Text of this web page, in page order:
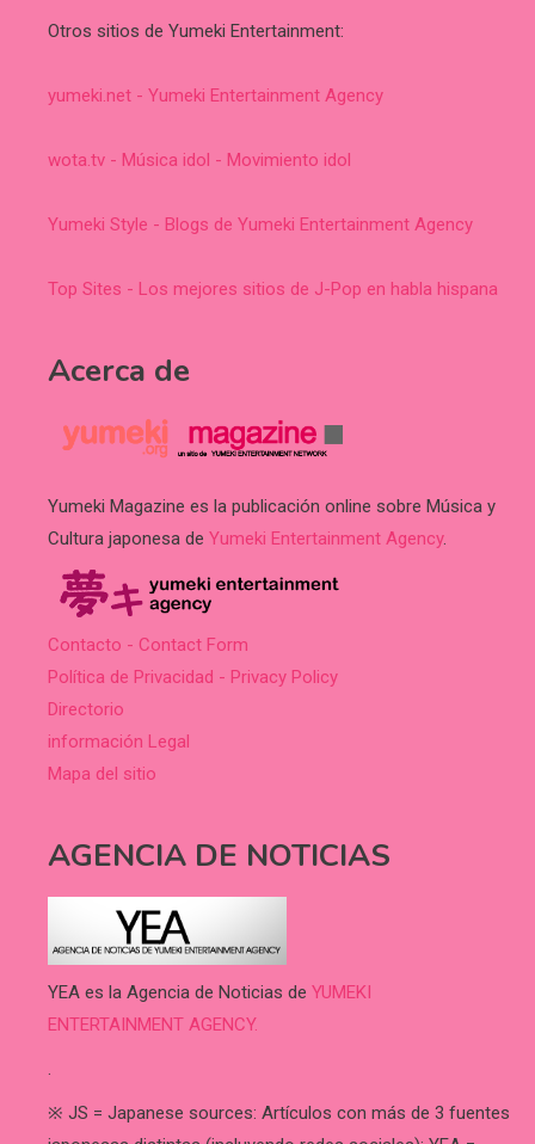
Otros sitios de Yumeki Entertainment:
yumeki.net - Yumeki Entertainment Agency
wota.tv - Música idol - Movimiento idol
Yumeki Style - Blogs de Yumeki Entertainment Agency
Top Sites - Los mejores sitios de J-Pop en habla hispana
Acerca de
Yumeki Magazine es la publicación online sobre Música y
Cultura japonesa de Yumeki Entertainment Agency.
Contacto - Contact Form
Política de Privacidad - Privacy Policy
Directorio
información Legal
Mapa del sitio
AGENCIA DE NOTICIAS
YEA es la Agencia de Noticias de YUMEKI
ENTERTAINMENT AGENCY.
.
※ JS = Japanese sources: Artículos con más de 3 fuentes